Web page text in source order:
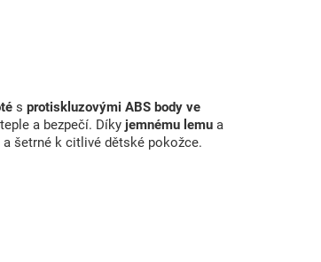
s protiskluzovými ABS body ve
a bezpečí. Díky jemnému lemu a
šetrné k citlivé dětské pokožce.